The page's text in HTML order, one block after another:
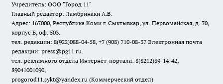
Учредитель: ООО "Город 11"
Главный редактор: Ламбринаки А.В.
Адрес: 167000, Республика Коми г. Сыктывкар, ул. Первомайская, д. 70,
корпус Б, оф. 503.
тел. редакции: 8(922)088-04-58, +7 (908) 710-08-37 Электронная почта
редакции: press@pg11.ru.
тел. рекламного отдела Интернет-портала: 8(8212)39-14-42,
89041001090,
progorod11.sykt@yandex.ru (Коммерческий отдел)